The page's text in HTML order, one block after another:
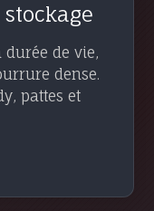
de vie,
dense.
pattes et